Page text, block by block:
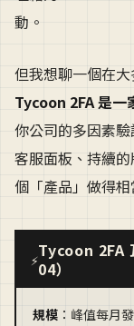
動。
但我想聊一個在
Tycoon 2FA 是一
你公司的多因素驗
客服面板、持續
個「產品」做得相
⚡Tycoon 2FA
04）
規模 ：峰值每月